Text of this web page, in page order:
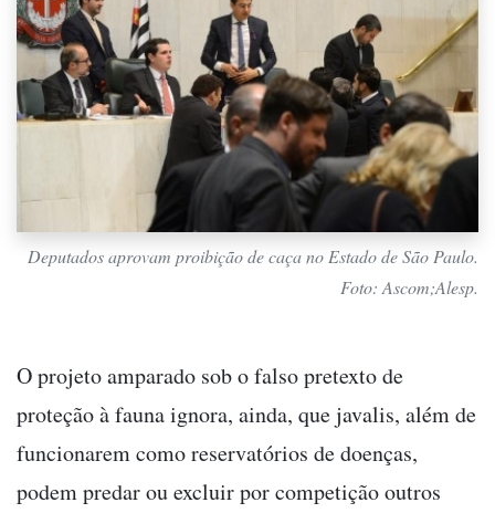
Deputados aprovam proibição de caça no Estado de São Paulo.
Foto: Ascom;Alesp.
O projeto amparado sob o falso pretexto de
proteção à fauna ignora, ainda, que javalis, além de
funcionarem como reservatórios de doenças,
podem predar ou excluir por competição outros